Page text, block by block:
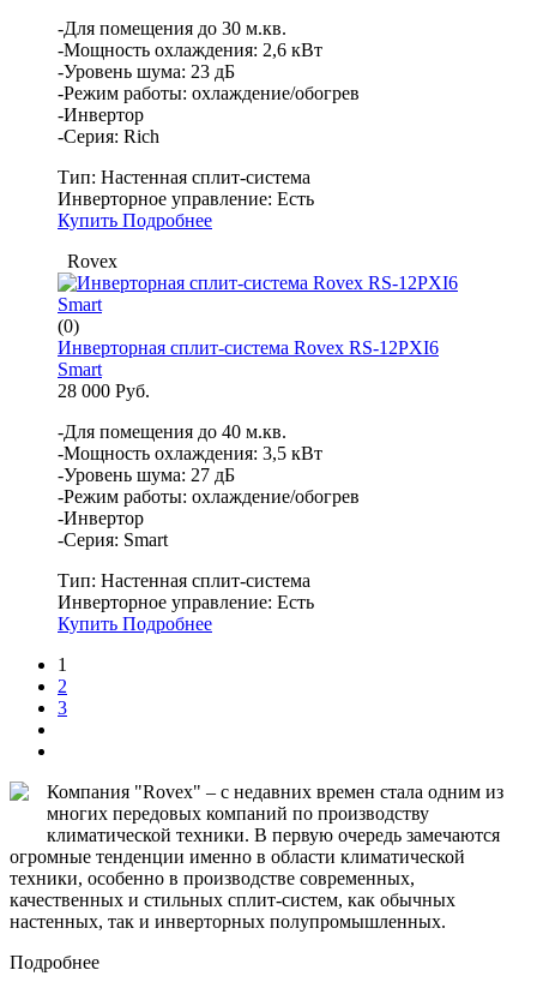
-Для помещения до 30 м.кв.
-Мощность охлаждения: 2,6 кВт
-Уровень шума: 23 дБ
-Режим работы: охлаждение/обогрев
-Инвертор
-Серия: Rich
Тип: Настенная сплит-система
Инверторное управление: Есть
Купить Подробнее
Rovex
(0)
Инверторная сплит-система Rovex RS-12PXI6
Smart
28 000 Руб.
-Для помещения до 40 м.кв.
-Мощность охлаждения: 3,5 кВт
-Уровень шума: 27 дБ
-Режим работы: охлаждение/обогрев
-Инвертор
-Серия: Smart
Тип: Настенная сплит-система
Инверторное управление: Есть
Купить Подробнее
1
2
3
Компания "Rovex" – с недавних времен стала одним из
многих передовых компаний по производству
климатической техники. В первую очередь замечаются
огромные тенденции именно в области климатической
техники, особенно в производстве современных,
качественных и стильных сплит-систем, как обычных
настенных, так и инверторных полупромышленных.
Подробнее